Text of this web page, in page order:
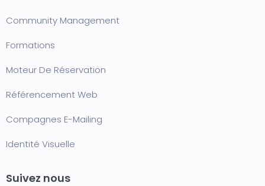
Community Management
Formations
Moteur De Réservation
Référencement Web
Compagnes E-Mailing
Identité Visuelle
Suivez nous